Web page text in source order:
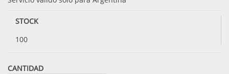
STOCK
100
CANTIDAD